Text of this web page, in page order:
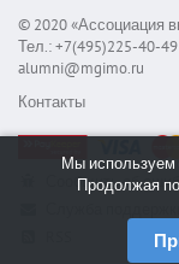
© 2020 «Ассоциация
Тел.: +7(495)225-40-49
alumni@mgimo.ru
Контакты
Сообщить об
Мы используем
Продолжая